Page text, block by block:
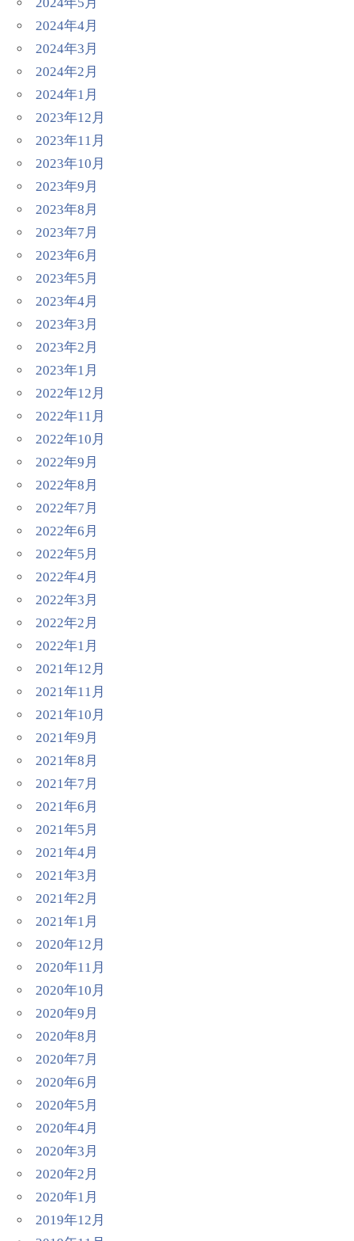
2024年4月
2024年3月
2024年2月
2024年1月
2023年12月
2023年11月
2023年10月
2023年9月
2023年8月
2023年7月
2023年6月
2023年5月
2023年4月
2023年3月
2023年2月
2023年1月
2022年12月
2022年11月
2022年10月
2022年9月
2022年8月
2022年7月
2022年6月
2022年5月
2022年4月
2022年3月
2022年2月
2022年1月
2021年12月
2021年11月
2021年10月
2021年9月
2021年8月
2021年7月
2021年6月
2021年5月
2021年4月
2021年3月
2021年2月
2021年1月
2020年12月
2020年11月
2020年10月
2020年9月
2020年8月
2020年7月
2020年6月
2020年5月
2020年4月
2020年3月
2020年2月
2020年1月
2019年12月